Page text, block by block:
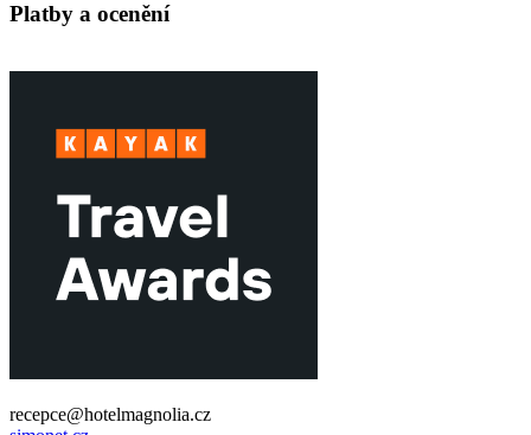
Platby a ocenění
recepce@hotelmagnolia.cz